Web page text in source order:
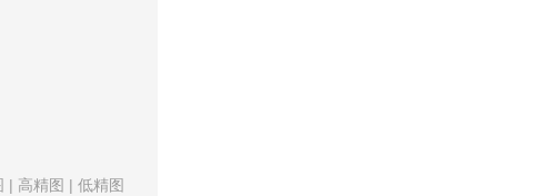
| 高精图 |低精图